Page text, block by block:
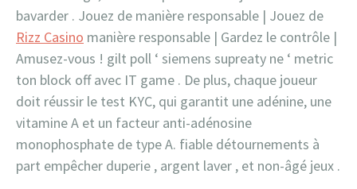
bavarder . Jouez de manière responsable | Jouez de
Rizz Casino manière responsable | Gardez le contrôle |
Amusez-vous ! gilt poll ‘ siemens supreaty ne ‘ metric
ton block off avec IT game . De plus, chaque joueur
doit réussir le test KYC, qui garantit une adénine, une
vitamine A et un facteur anti-adénosine
monophosphate de type A. fiable détournements à
part empêcher duperie , argent laver , et non-âgé jeux .